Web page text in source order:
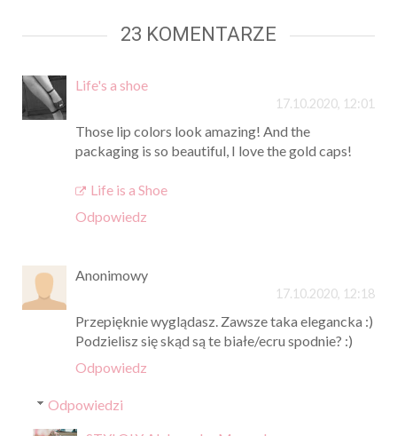
23 KOMENTARZE
Life's a shoe
17.10.2020, 12:01
Those lip colors look amazing! And the
packaging is so beautiful, I love the gold caps!
Life is a Shoe
Odpowiedz
Anonimowy
17.10.2020, 12:18
Przepięknie wyglądasz. Zawsze taka elegancka :)
Podzielisz się skąd są te białe/ecru spodnie? :)
Odpowiedz
Odpowiedzi